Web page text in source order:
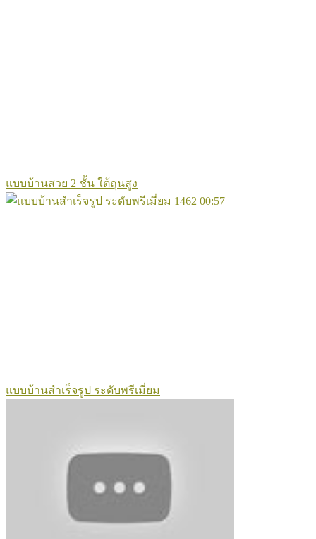
แบบบ้านสวย 2 ชั้น ใต้ถุนสูง
1462 00:57
แบบบ้านสำเร็จรูป ระดับพรีเมี่ยม